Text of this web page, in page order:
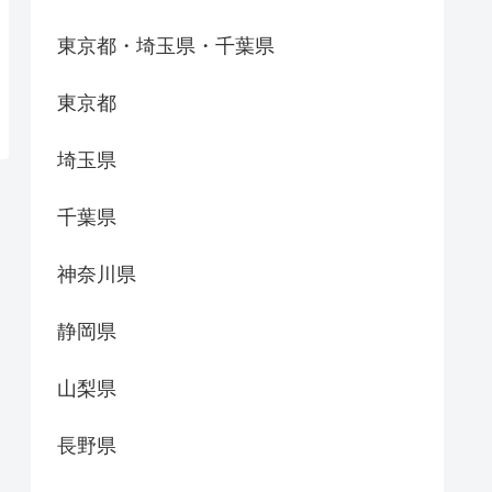
東京都・埼玉県・千葉県
東京都
埼玉県
千葉県
神奈川県
静岡県
山梨県
長野県